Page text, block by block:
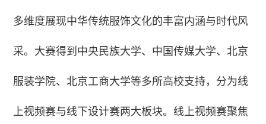
多维度展现中华传统服饰文化的丰富内涵与时代风
采。大赛得到中央民族大学、中国传媒大学、北京
服装学院、北京工商大学等多所高校支持，分为线
上视频赛与线下设计赛两大板块。线上视频赛聚焦